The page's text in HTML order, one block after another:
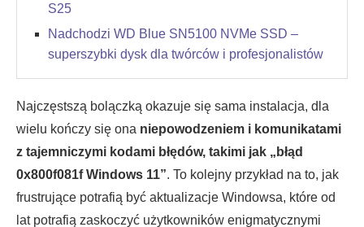
S25
Nadchodzi WD Blue SN5100 NVMe SSD –
superszybki dysk dla twórców i profesjonalistów
Najczęstszą bolączką okazuje się sama instalacja, dla
wielu kończy się ona niepowodzeniem i komunikatami
z tajemniczymi kodami błędów, takimi jak „błąd
0x800f081f Windows 11”. To kolejny przykład na to, jak
frustrujące potrafią być aktualizacje Windowsa, które od
lat potrafią zaskoczyć użytkowników enigmatycznymi